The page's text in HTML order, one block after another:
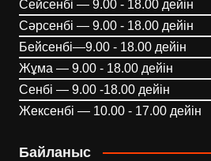
Сейсенбі — 9.00 - 18.00 дейін
Сәрсенбі — 9.00 - 18.00 дейін
Бейсенбі—9.00 - 18.00 дейін
Жұма — 9.00 - 18.00 дейін
Сенбі — 9.00 -18.00 дейін
Жексенбі — 10.00 - 17.00 дейін
Байланыс